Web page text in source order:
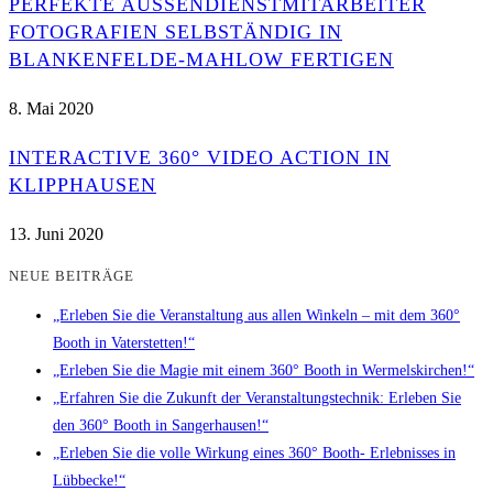
OTOGRAFIEN SELBSTÄNDIG IN B
LANKENFELDE-MAHLOW FERTIGEN
8. Mai 2020
INTERACTIVE 360° VIDEO ACTION IN
KLIPPHAUSEN
13. Juni 2020
NEUE BEITRÄGE
„Erleben Sie die Veranstaltung aus allen Winkeln – mit dem 360°
Booth in Vaterstetten!“
„Erleben Sie die Magie mit einem 360° Booth in Wermelskirchen!“
„Erfahren Sie die Zukunft der Veranstaltungstechnik: Erleben Sie
den 360° Booth in Sangerhausen!“
„Erleben Sie die volle Wirkung eines 360° Booth- Erlebnisses in
Lübbecke!“